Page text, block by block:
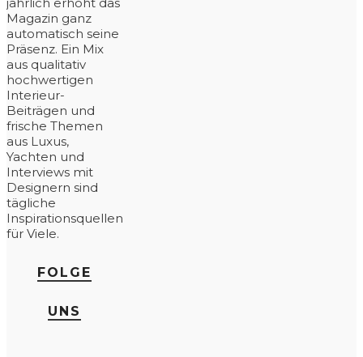
Magazin ganz
automatisch seine
Präsenz. Ein Mix
aus qualitativ
hochwertigen
Interieur-
Beiträgen und
frische Themen
aus Luxus,
Yachten und
Interviews mit
Designern sind
tägliche
Inspirationsquellen
für Viele.
FOLGE
UNS